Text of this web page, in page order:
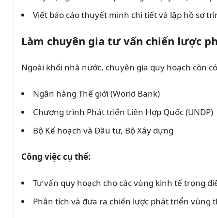
Viết báo cáo thuyết minh chi tiết và lập hồ sơ
Làm chuyên gia tư vấn chiến lược
Ngoài khối nhà nước, chuyên gia quy hoạch còn
Ngân hàng Thế giới (World Bank)
Chương trình Phát triển Liên Hợp Quốc (UNDP)
Bộ Kế hoạch và Đầu tư, Bộ Xây dựng
Công việc cụ thể:
Tư vấn quy hoạch cho các vùng kinh tế trọng
Phân tích và đưa ra chiến lược phát triển